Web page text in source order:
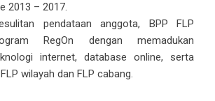
2013 – 2017.
pendataan anggota, BPP FLP
RegOn dengan memadukan
internet, database online, serta
wilayah dan FLP cabang.